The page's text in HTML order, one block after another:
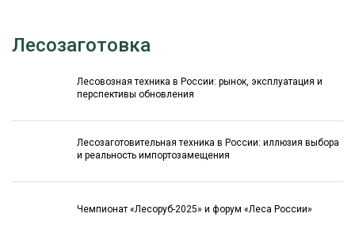
Лесозаготовка
Лесовозная техника в России: рынок, эксплуатация и
перспективы обновления
Лесозаготовительная техника в России: иллюзия выбора
и реальность импортозамещения
Чемпионат «Лесоруб-2025» и форум «Леса России»